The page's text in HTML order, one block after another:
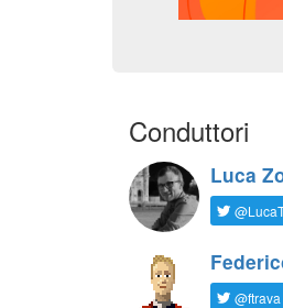
Conduttori
Luca
@ftrava